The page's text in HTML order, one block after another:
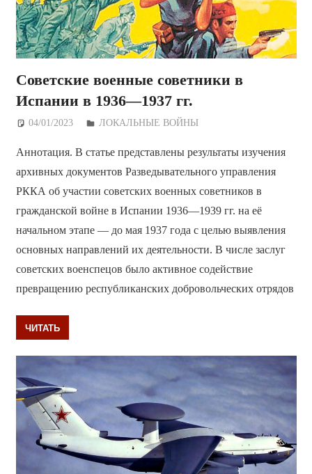
Советские военные советники в
Испании в 1936—1937 гг.
04/01/2023 Дежурный по Редакции
ЛОКАЛЬНЫЕ ВОЙНЫ
Аннотация. В статье представлены результаты изучения
архивных документов Разведывательного управления
РККА об участии советских военных советников в
гражданской войне в Испании 1936—1939 гг. на её
начальном этапе — до мая 1937 года с целью выявления
основных направлений их деятельности. В числе заслуг
советских военспецов было активное содействие
превращению республиканских добровольческих отрядов
ЧИТАТЬ